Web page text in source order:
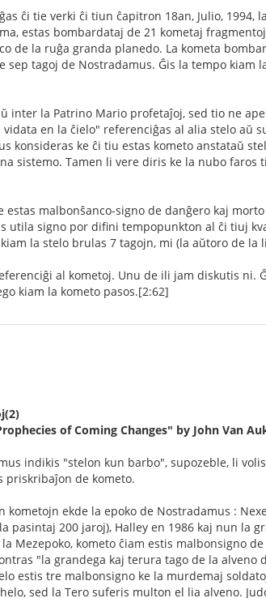
ĉi tie verki ĉi tiun ĉapitron 18an, Julio, 1994,
estas bombardataj de 21 kometaj
de la ruĝa granda planedo. La kometa
sep tagoj de Nostradamus. Ĝis la tempo kiam
inter la Patrino Mario profetaĵoj, sed tio ne
en la ĉielo" referenciĝas al alia stelo aŭ
konsideras ke ĉi tiu estas kometo anstataŭ
sistemo. Tamen li vere diris ke la nubo
estas malbonŝanco-signo de danĝero kaj
utila signo por difini tempopunkton al ĉi tiuj
la stelo brulas 7 tagojn, mi (la aŭtoro de la
al kometoj. Unu de ili jam diskutis
kiam la kometo pasos.[2:62]
of Coming Changes" by John Van
indikis "stelon kun barbo", supozeble, li
priskribaĵon de kometo.
kometojn ekde la epoko de Nostradamus :
pasintaj 200 jaroj), Halley en 1986 kaj nun la
Mezepoko, kometo ĉiam estis malbonsigno
"la grandega kaj terura tago de la alveno
estis tre malbonsigno ke la murdemaj
sed la Tero suferis multon el lia alveno.